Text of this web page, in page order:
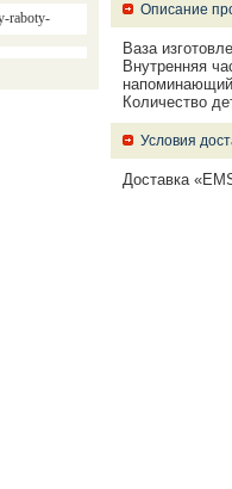
Описание
Ваза
Внутренняя
Количество
Условия
Доставка